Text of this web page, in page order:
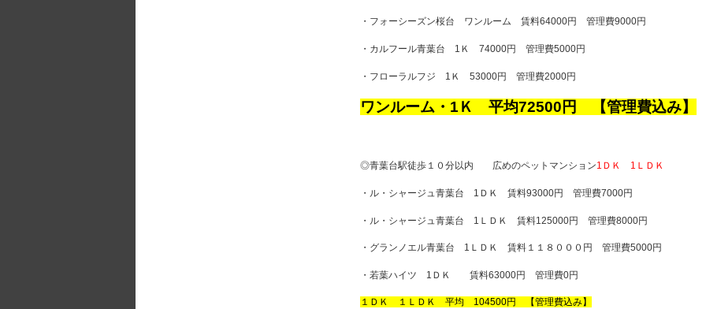
・フォーシーズン桜台 ワンルーム 賃料64000円 管理費9000円
・カルフール青葉台 1Ｋ 74000円 管理費5000円
・フローラルフジ 1Ｋ 53000円 管理費2000円
ワンルーム・1Ｋ 平均72500円 【管理費込み】
◎青葉台駅徒歩１０分以内 広めのペットマンション1ＤＫ 1ＬＤＫ
・ル・シャージュ青葉台 1ＤＫ 賃料93000円 管理費7000円
・ル・シャージュ青葉台 1ＬＤＫ 賃料125000円 管理費8000円
・グランノエル青葉台 1ＬＤＫ 賃料１１８０００円 管理費5000円
・若葉ハイツ 1ＤＫ 賃料63000円 管理費0円
１ＤＫ １ＬＤＫ 平均 104500円 【管理費込み】